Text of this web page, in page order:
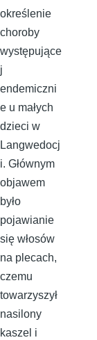
określenie
choroby
występujące
j
endemiczni
e u małych
dzieci w
Langwedocj
i. Głównym
objawem
było
pojawianie
się włosów
na plecach,
czemu
towarzyszył
nasilony
kaszel i